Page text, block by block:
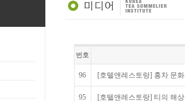
번호
96 [호텔앤레스토랑] 홍차 문
95 [호텔앤레스토랑] 티의 해